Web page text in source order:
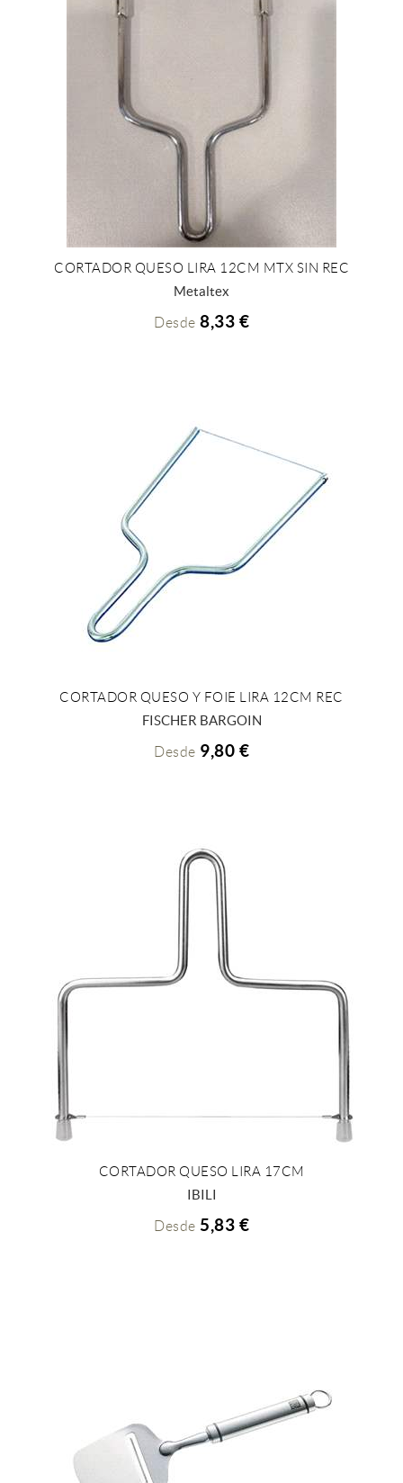
+ INFO
CORTADOR QUESO LIRA 12CM MTX SIN REC
Metaltex
Desde 8,33 €
+ INFO
CORTADOR QUESO Y FOIE LIRA 12CM REC
FISCHER BARGOIN
Desde 9,80 €
+ INFO
CORTADOR QUESO LIRA 17CM
IBILI
Desde 5,83 €